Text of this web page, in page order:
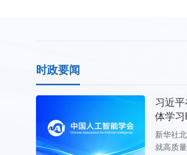
时政要闻
习近
体学
展 高
新华社
就高质